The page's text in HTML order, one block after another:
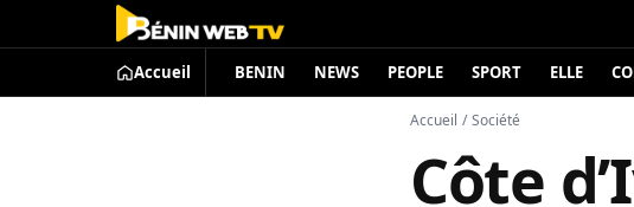
Accueil BENIN NEWS PEOPLE SPORT ELLE
Accueil / Société
Côte